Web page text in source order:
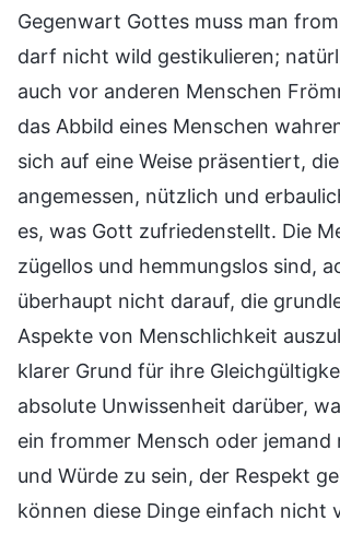
Gegenwart Gottes muss man
darf nicht wild gestikulieren;
auch vor anderen Menschen
das Abbild eines Menschen
sich auf eine Weise präsentiert,
angemessen, nützlich und
es, was Gott zufriedenstellt. Die
zügellos und hemmungslos sind,
überhaupt nicht darauf, die
Aspekte von Menschlichkeit
klarer Grund für ihre
absolute Unwissenheit darüber,
ein frommer Mensch oder
und Würde zu sein, der Respekt
können diese Dinge einfach nicht